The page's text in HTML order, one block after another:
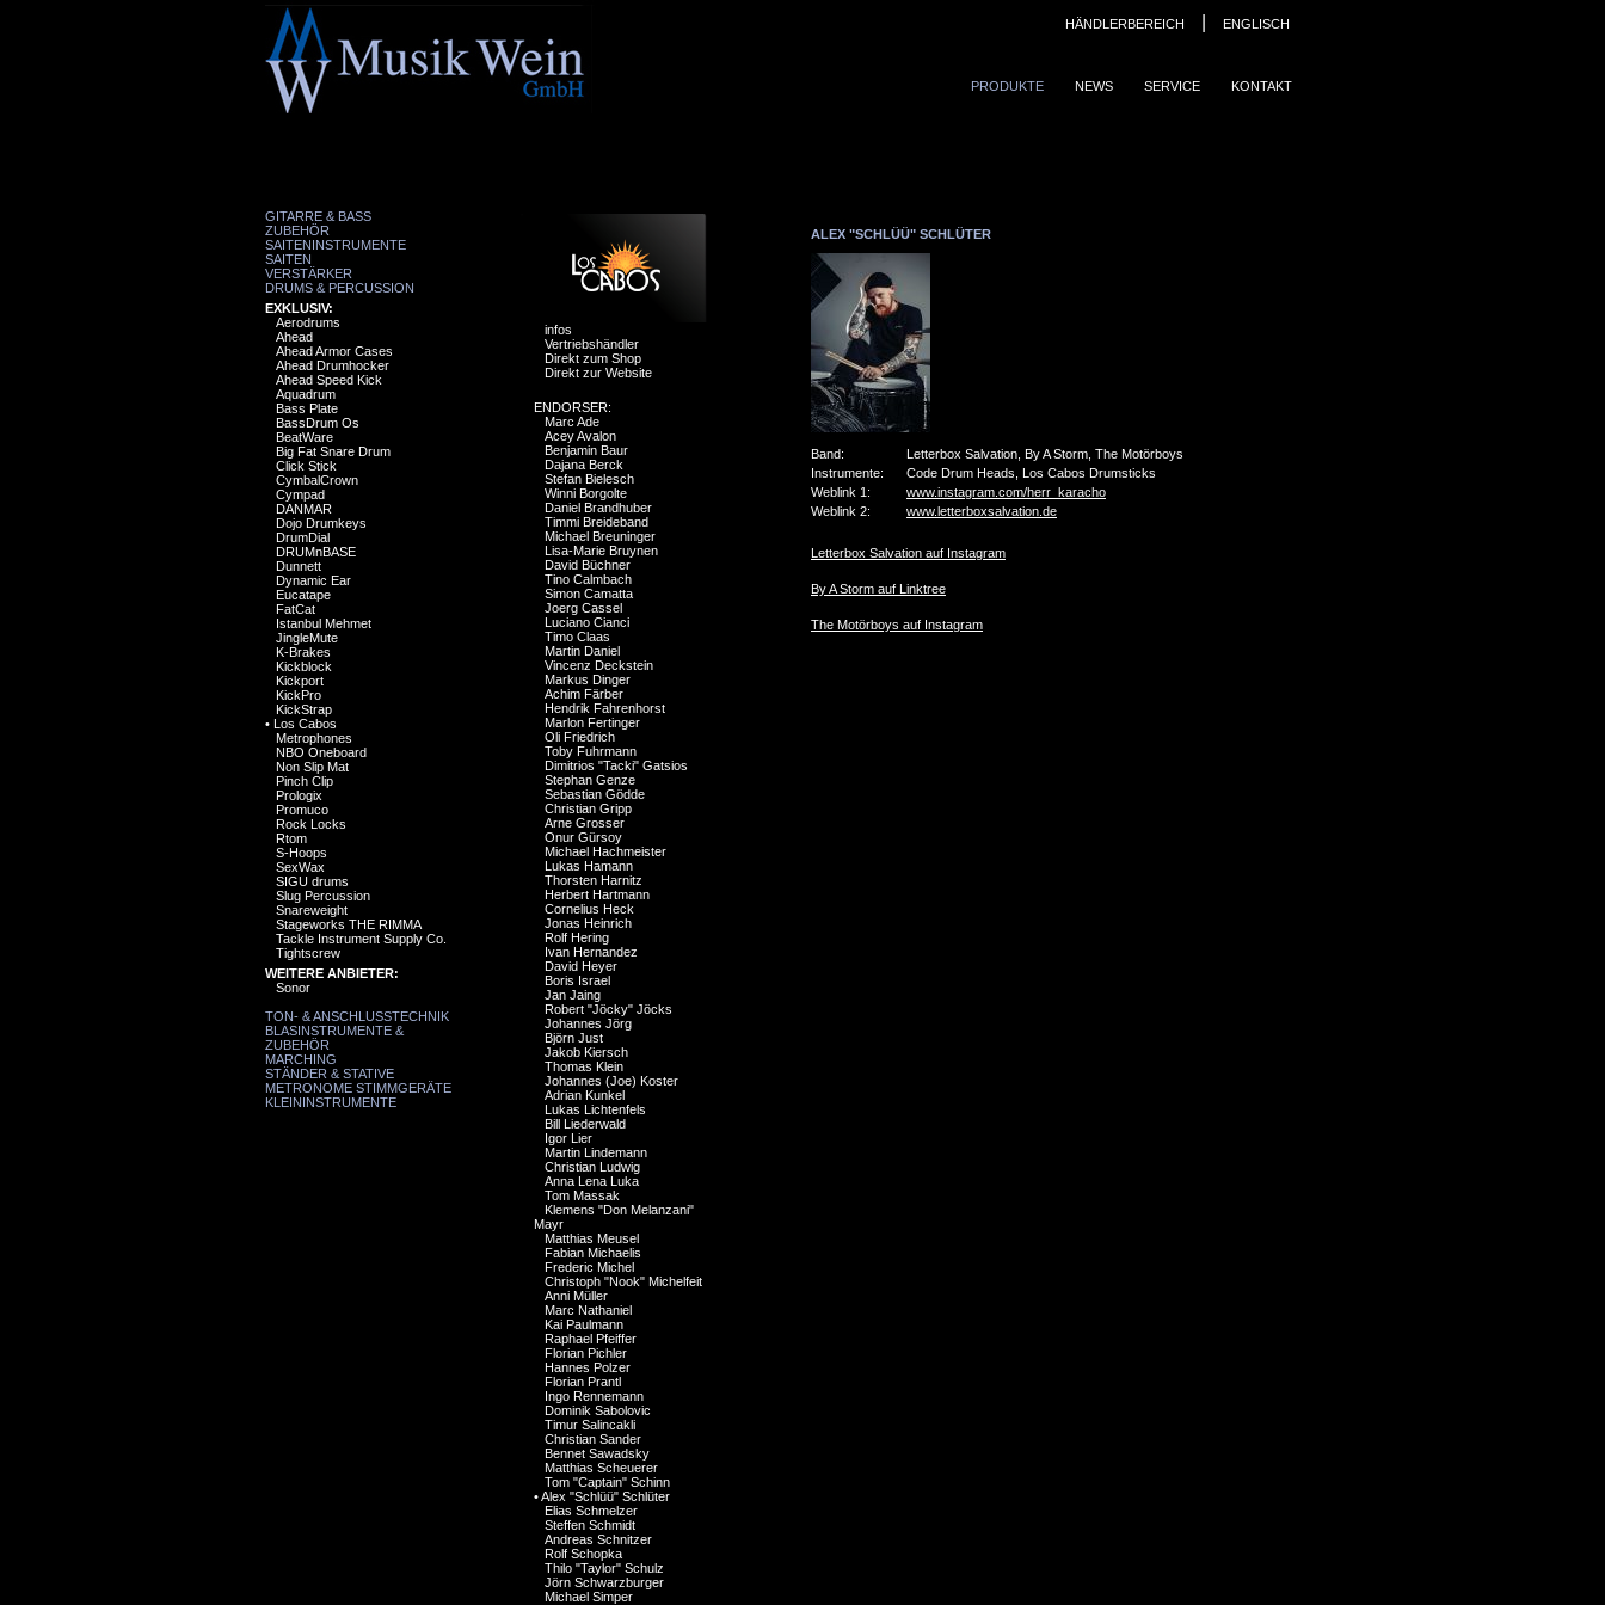
PRODUKTE NEWS SERVICE KONTAKT
HÄNDLERBEREICH ENGLISCH
GITARRE & BASS
ZUBEHÖR
SAITENINSTRUMENTE
SAITEN
VERSTÄRKER
DRUMS & PERCUSSION
EXKLUSIV:
Aerodrums
Ahead
Ahead Armor Cases
Ahead Drumhocker
Ahead Speed Kick
Aquadrum
Bass Plate
BassDrum Os
BeatWare
Big Fat Snare Drum
Click Stick
CymbalCrown
Cympad
DANMAR
Dojo Drumkeys
DrumDial
DRUMnBASE
Dunnett
Dynamic Ear
Eucatape
FatCat
Istanbul Mehmet
JingleMute
K-Brakes
Kickblock
Kickport
KickPro
KickStrap
• Los Cabos
Metrophones
NBO Oneboard
Non Slip Mat
Pinch Clip
Prologix
Promuco
Rock Locks
Rtom
S-Hoops
SexWax
SIGU drums
Slug Percussion
Snareweight
Stageworks THE RIMMA
Tackle Instrument Supply Co.
Tightscrew
WEITERE ANBIETER:
Sonor
TON- & ANSCHLUSSTECHNIK
BLASINSTRUMENTE &
ZUBEHÖR
MARCHING
STÄNDER & STATIVE
METRONOME STIMMGERÄTE
KLEININSTRUMENTE
infos
Vertriebshändler
Direkt zum Shop
Direkt zur Website
ENDORSER:
Marc Ade
Acey Avalon
Benjamin Baur
Dajana Berck
Stefan Bielesch
Winni Borgolte
Daniel Brandhuber
Timmi Breideband
Michael Breuninger
Lisa-Marie Bruynen
David Büchner
Tino Calmbach
Simon Camatta
Joerg Cassel
Luciano Cianci
Timo Claas
Martin Daniel
Vincenz Deckstein
Markus Dinger
Achim Färber
Hendrik Fahrenhorst
Marlon Fertinger
Oli Friedrich
Toby Fuhrmann
Dimitrios "Tacki" Gatsios
Stephan Genze
Sebastian Gödde
Christian Gripp
Arne Grosser
Onur Gürsoy
Michael Hachmeister
Lukas Hamann
Thorsten Harnitz
Herbert Hartmann
Cornelius Heck
Jonas Heinrich
Rolf Hering
Ivan Hernandez
David Heyer
Boris Israel
Jan Jaing
Robert "Jöcky" Jöcks
Johannes Jörg
Björn Just
Jakob Kiersch
Thomas Klein
Johannes (Joe) Koster
Adrian Kunkel
Lukas Lichtenfels
Bill Liederwald
Igor Lier
Martin Lindemann
Christian Ludwig
Anna Lena Luka
Tom Massak
Klemens "Don Melanzani"
Mayr
Matthias Meusel
Fabian Michaelis
Frederic Michel
Christoph "Nook" Michelfeit
Anni Müller
Marc Nathaniel
Kai Paulmann
Raphael Pfeiffer
Florian Pichler
Hannes Polzer
Florian Prantl
Ingo Rennemann
Dominik Sabolovic
Timur Salincakli
Christian Sander
Bennet Sawadsky
Matthias Scheuerer
Tom "Captain" Schinn
•Alex "Schlüü" Schlüter
Elias Schmelzer
Steffen Schmidt
Andreas Schnitzer
Rolf Schopka
Thilo "Taylor" Schulz
Jörn Schwarzburger
Michael Simper
ALEX "SCHLÜÜ" SCHLÜTER
Band:
Letterbox Salvation, By A Storm, The Motörboys
Instrumente:
Code Drum Heads, Los Cabos Drumsticks
Weblink 1:
www.instagram.com/herr_karacho
Weblink 2:
www.letterboxsalvation.de
Letterbox Salvation auf Instagram
By A Storm auf Linktree
The Motörboys auf Instagram